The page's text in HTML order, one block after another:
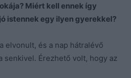
Miért kell ennek így
istennek egy ilyen gyerekkel?
elvonult, és a nap hátralévő
senkivel. Érezhető volt, hogy az